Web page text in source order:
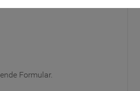
Formular.